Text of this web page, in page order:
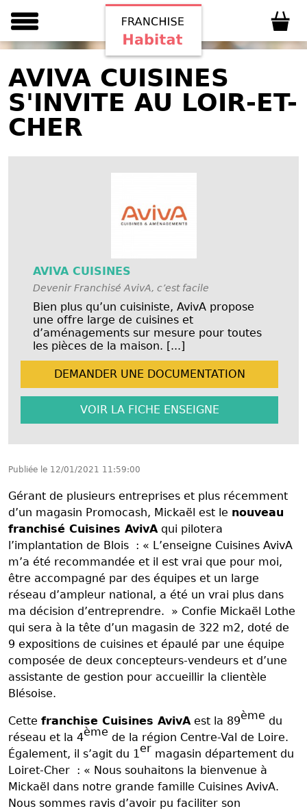
AVIVA CUISINES
S'INVITE AU LOIR-ET-
CHER
AVIVA CUISINES
Devenir Franchisé AvivA, c’est facile
Bien plus qu’un cuisiniste, AvivA propose
une offre large de cuisines et
d’aménagements sur mesure pour toutes
les pièces de la maison. [...]
DEMANDER UNE DOCUMENTATION
VOIR LA FICHE ENSEIGNE
Publiée le 12/01/2021 11:59:00
Gérant de plusieurs entreprises et plus récemment
d’un magasin Promocash, Mickaël est le nouveau
franchisé Cuisines AvivAqui pilotera
l’implantation de Blois : « L’enseigne Cuisines AvivA
m’a été recommandée et il est vrai que pour moi,
être accompagné par des équipes et un large
réseau d’ampleur national, a été un vrai plus dans
ma décision d’entreprendre. » Confie Mickaël Lothe
qui sera à la tête d’un magasin de 322 m2, doté de
9 expositions de cuisines et épaulé par une équipe
composée de deux concepteurs-vendeurs et d’une
assistante de gestion pour accueillir la clientèle
Blésoise.
Cette franchise Cuisines AvivAest la 89ème du
réseau et la 4ème de la région Centre-Val de Loire.
Également, il s’agit du 1er magasin département du
Loiret-Cher : « Nous souhaitons la bienvenue à
Mickaël dans notre grande famille Cuisines AvivA.
Nous sommes ravis d’avoir pu faciliter son